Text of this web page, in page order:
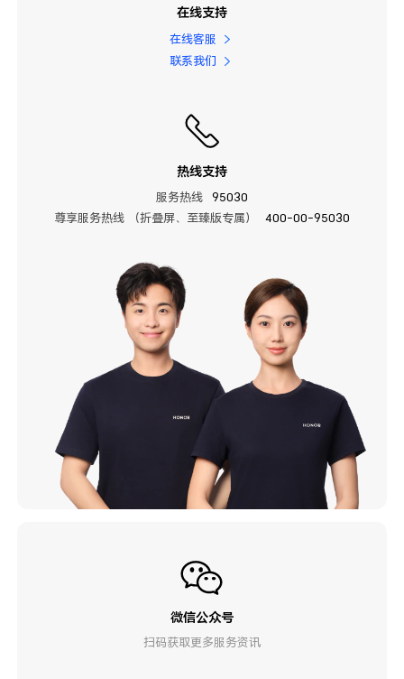
在线支持
在线客服
联系我们
热线支持
服务热线
95030
尊享服务热线 （折叠屏、至臻版专属）
400-00-95030
微信公众号
扫码获取更多服务资讯